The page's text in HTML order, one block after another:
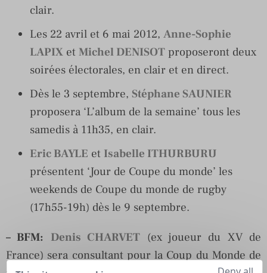
clair.
Les 22 avril et 6 mai 2012, Anne-Sophie
LAPIX et Michel DENISOT proposeront deux
soirées électorales, en clair et en direct.
Dès le 3 septembre, Stéphane SAUNIER
proposera ‘L’album de la semaine’ tous les
samedis à 11h35, en clair.
Eric BAYLE et Isabelle ITHURBURU
présentent ‘Jour de Coupe du monde’ les
weekends de Coupe du monde de rugby
(17h55-19h) dès le 9 septembre.
– BFM: Denis CHARVET (ex joueur du XV de
France) sera consultant pour la Coup du Monde de